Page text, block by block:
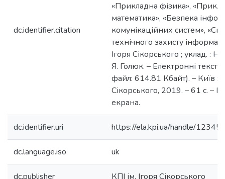
dc.identifier.citation
«Прикладна фізика»,
математика», «Безпека
комунікаційних систем»,
технічного захисту
Ігоря Сікорського ; уклад. : Н.
Я. Голюк. – Електронні
файл: 614.81 Кбайт). – Київ :
Сікорського, 2019. – 61 с. –
екрана.
dc.identifier.uri https://ela.kpi.ua/handle/
dc.language.iso uk
dc.publisher КПІ ім. Ігоря Сікорського